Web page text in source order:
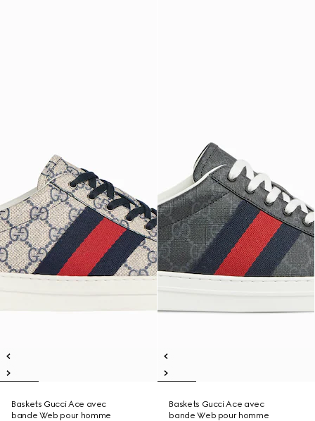
Baskets Gucci Ace avec
bande Web pour homme
Baskets Gucci Ace avec
bande Web pour homme